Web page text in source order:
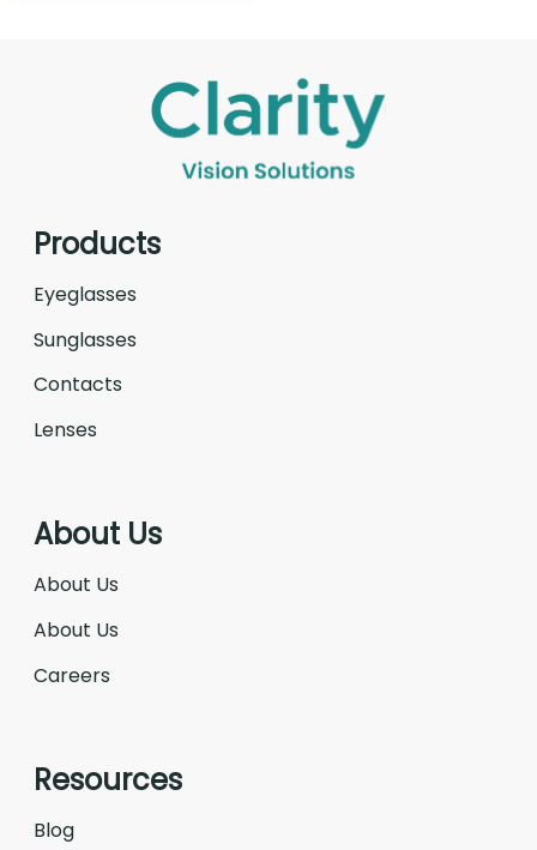
Products
Eyeglasses
Sunglasses
Contacts
Lenses
About Us
About Us
About Us
Careers
Resources
Blog